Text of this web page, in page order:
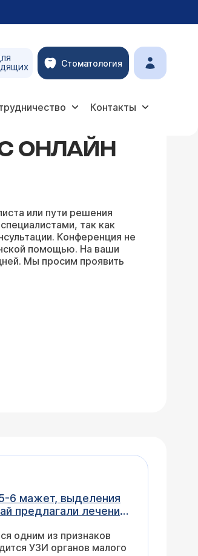
Стоматология
Контакты
ОНЛАЙН
или пути решения
так как
Конференция не
помощью. На ваши
Мы просим проявить
6 мажет, выделения
предлагали лечение,
Буду благодарно,
сдать.
УЗИ органов малого